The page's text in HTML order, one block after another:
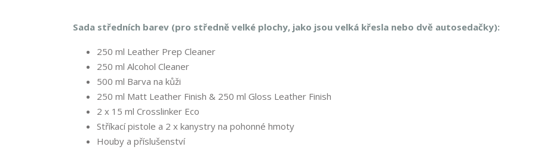
Sada středních barev (pro středně velké plochy, jako jsou velká křesla nebo dvě autosedačky):
250 ml Leather Prep Cleaner
250 ml Alcohol Cleaner
500 ml Barva na kůži
250 ml Matt Leather Finish & 250 ml Gloss Leather Finish
2 x 15 ml Crosslinker Eco
Stříkací pistole a 2 x kanystry na pohonné hmoty
Houby a příslušenství